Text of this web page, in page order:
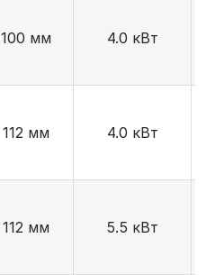
100 мм 4.0 кВт
112 мм 4.0 кВт
112 мм 5.5 кВт